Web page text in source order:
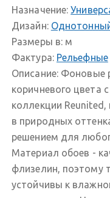
Назначение:
Дизайн:
Размеры в: м
Фактура: Рельефные
Описание:Фоновые
коричневого цвета
коллекции
в природных
решением для
Материал обоев -
флизелин, поэтому
устойчивы к